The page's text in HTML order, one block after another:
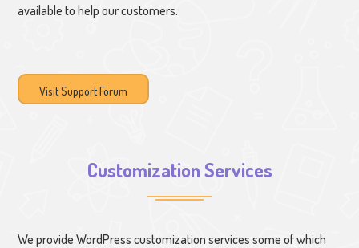
available to help our customers.
Visit Support Forum
Customization Services
We provide WordPress customization services some of which